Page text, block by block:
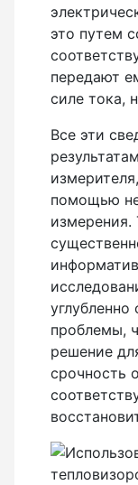
это путем
передают
силе тока,
Все эти
помощью
измерения.
проблемы,
решение
срочность